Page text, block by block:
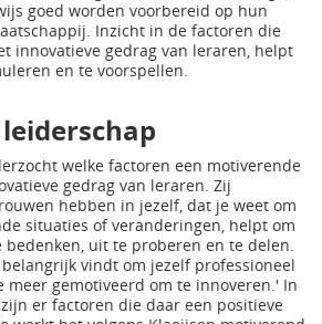
goed worden voorbereid op hun
Inzicht in de factoren die
innovatieve gedrag van leraren, helpt
en te voorspellen.
welke factoren een motiverende
gedrag van leraren. Zij
hebben in jezelf, dat je weet om
situaties of veranderingen, helpt om
uit te proberen en te delen.
vindt om jezelf professioneel
meer gemotiveerd om te innoveren.' In
er factoren die daar een positieve